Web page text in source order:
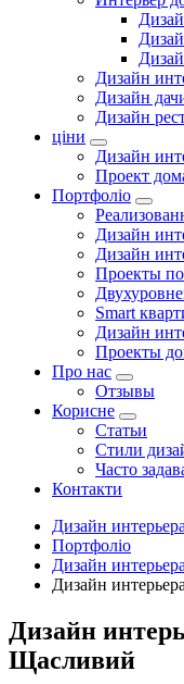
Дизайн
Дизайн
Дизайн
ціни
Дизайн
Проект
Портфоліо
Дизайн
Дизайн
Проекты
Smart
Дизайн
Проекты
Про нас
Отзывы
Корисне
Статьи
Cтили
Часто
Контакти
Дизайн интерьера
Портфоліо
Дизайн
Дизайн
Дизайн
Щасливий